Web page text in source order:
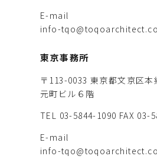
E-mail
info-
東京事務所
〒113-0033 東京都文京区
元町ビル６階
TEL 03-5844-1090 FAX 03-
E-mail
info-